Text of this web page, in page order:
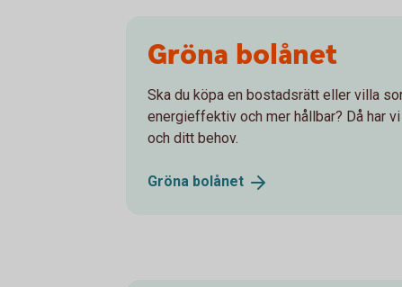
Gröna bolånet
Ska du köpa en bostadsrätt eller villa
energieffektiv och mer hållbar? Då har
och ditt behov.
Gröna bolånet